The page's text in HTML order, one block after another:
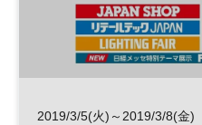
2019/3/5(火)～2019/3/8(金)